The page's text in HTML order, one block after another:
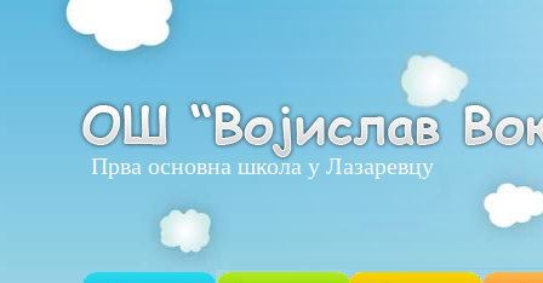
Прва основна школа у Лазаревцу